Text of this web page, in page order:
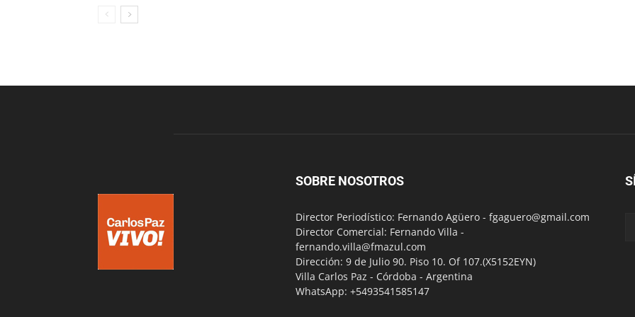
SOBRE NOSOTROS
Director Periodístico: Fernando Agüero - fgaguero@gmail.com
Director Comercial: Fernando Villa -
fernando.villa@fmazul.com
Dirección: 9 de Julio 90. Piso 10. Of 107.(X5152EYN)
Villa Carlos Paz - Córdoba - Argentina
WhatsApp: +5493541585147